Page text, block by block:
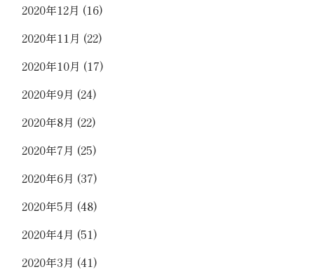
2020年12月 (16)
2020年11月 (22)
2020年10月 (17)
2020年9月 (24)
2020年8月 (22)
2020年7月 (25)
2020年6月 (37)
2020年5月 (48)
2020年4月 (51)
2020年3月 (41)